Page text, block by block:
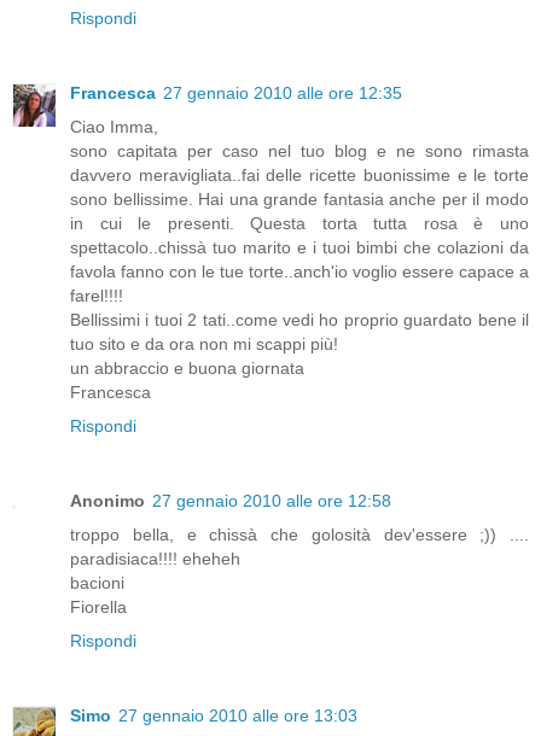
Rispondi
Francesca 27 gennaio 2010 alle ore 12:35
Ciao Imma,
sono capitata per caso nel tuo blog e ne sono rimasta
davvero meravigliata..fai delle ricette buonissime e le torte
sono bellissime. Hai una grande fantasia anche per il modo
in cui le presenti. Questa torta tutta rosa è uno
spettacolo..chissà tuo marito e i tuoi bimbi che colazioni da
favola fanno con le tue torte..anch'io voglio essere capace a
farel!!!!
Bellissimi i tuoi 2 tati..come vedi ho proprio guardato bene il
tuo sito e da ora non mi scappi più!
un abbraccio e buona giornata
Francesca
Rispondi
Anonimo 27 gennaio 2010 alle ore 12:58
troppo bella, e chissà che golosità dev'essere ;)) ....
paradisiaca!!!! eheheh
bacioni
Fiorella
Rispondi
Simo 27 gennaio 2010 alle ore 13:03